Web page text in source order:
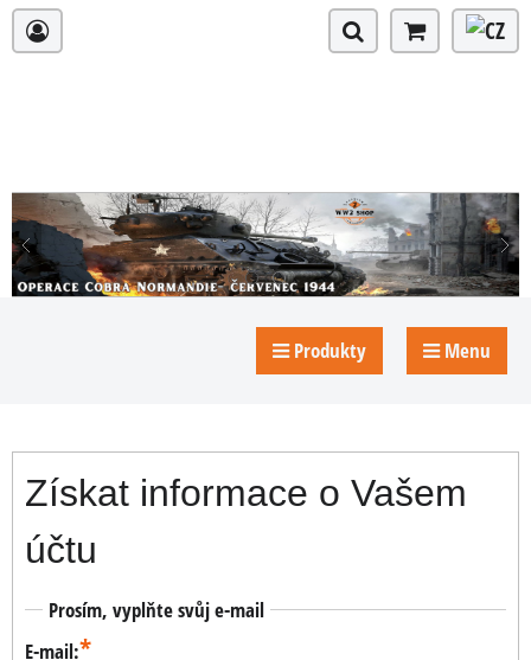
Produkty Menu
Získat informace o Vašem
účtu
Prosím, vyplňte svůj e-mail
E-mail:*